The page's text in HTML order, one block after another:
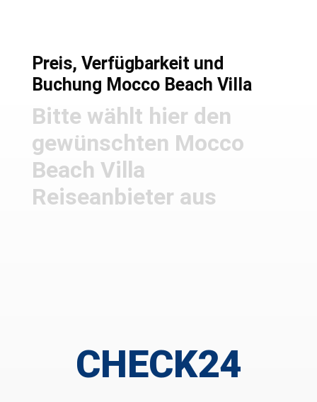
Preis, Verfügbarkeit und
Buchung Mocco Beach Villa
Bitte wählt hier den
gewünschten Mocco
Beach Villa
Reiseanbieter aus
CHECK24